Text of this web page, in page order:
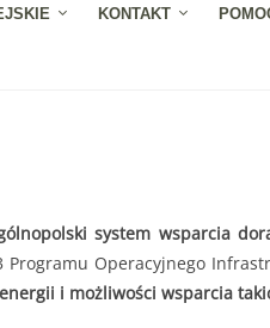
KONTAKT
system wsparcia
Programu Operacyjnego
i możliwości wsparcia